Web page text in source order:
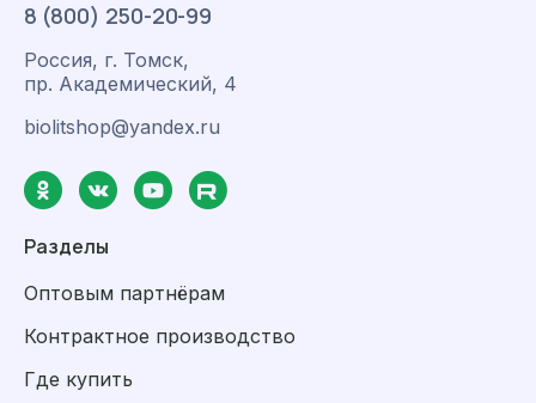
8 (800) 250-20-99
Россия, г. Томск,
пр. Академический, 4
biolitshop@yandex.ru
Разделы
Оптовым партнёрам
Контрактное производство
Где купить